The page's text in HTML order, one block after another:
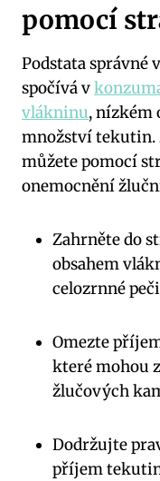
pomocí
Podstata
spočívá v
vlákninu, nízkém
množství tekutin.
můžete pomocí
onemocnění
Zahrněte do
obsahem
celozrnné
Omezte
které mohou
žlučových
Dodržujte
příjem